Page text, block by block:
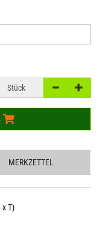
Stück
MERKZETTEL
x T)